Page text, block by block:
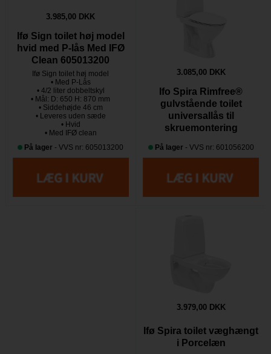
3.985,00 DKK
Ifø Sign toilet høj model
hvid med P-lås Med IFØ
Clean 605013200
Ifø Sign toilet høj model
• Med P-Lås
• 4/2 liter dobbeltskyl
• Mål: D: 650 H: 870 mm
• Siddehøjde 46 cm
• Leveres uden sæde
• Hvid
• Med IFØ clean
På lager - VVS nr: 605013200
3.085,00 DKK
Ifo Spira Rimfree®
gulvstående toilet
universallås til
skruemontering
På lager- VVS nr: 601056200
3.979,00 DKK
Ifø Spira toilet væghængt
i Porcelæn